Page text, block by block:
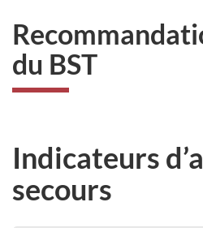
du BST
Indicateurs
secours